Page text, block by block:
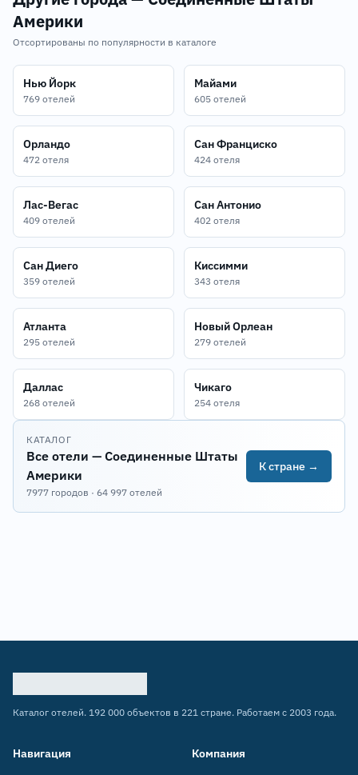
Америки
Отсортированы по популярности в каталоге
Нью Йорк
769 отелей
Майами
605 отелей
Орландо
472 отеля
Сан Франциско
424 отеля
Лас-Вегас
409 отелей
Сан Антонио
402 отеля
Сан Диего
359 отелей
Киссимми
343 отеля
Атланта
295 отелей
Новый Орлеан
279 отелей
Даллас
268 отелей
Чикаго
254 отеля
КАТАЛОГ
Все отели — Соединенные Штаты
Америки
7977 городов · 64 997 отелей
К стране →
Каталог отелей. 192 000 объектов в 221 стране. Работаем с 2003 года.
Навигация
Компания